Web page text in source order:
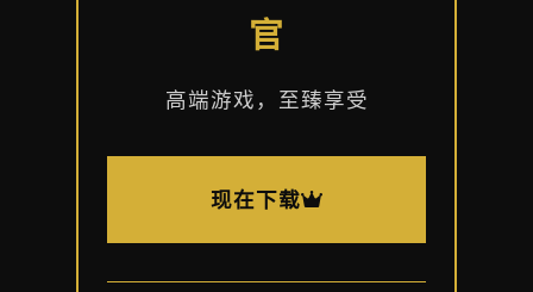
官
高端游戏，至臻享受
现在下载